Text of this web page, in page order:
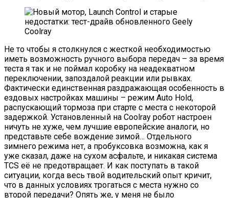
Не то чтобы я столкнулся с жесткой необходимостью
иметь возможность ручного выбора передач – за время
теста я так и не поймал коробку на неадекватном
переключении, запоздалой реакции или рывках.
Фактически единственная раздражающая особенность в
ездовых настройках машины – режим Auto Hold,
распускающий тормоза при старте с места с некоторой
задержкой. Установленный на Coolray робот настроен
ничуть не хуже, чем лучшие европейские аналоги, но
представьте себе вождение зимой… Отдельного
зимнего режима нет, а пробуксовка возможна, как я
уже сказал, даже на сухом асфальте, и никакая система
TCS её не предотвращает. И как поступать в такой
ситуации, когда весь твой водительский опыт кричит,
что в данных условиях трогаться с места нужно со
второй передачи? Опять же, у меня не было